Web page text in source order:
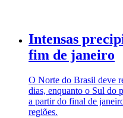
Intensas
fim de janeiro
O Norte do Brasil deve
dias, enquanto o Sul do
a partir do final de
regiões.